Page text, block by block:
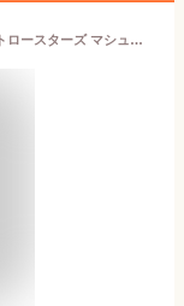
CAMPFIRE キャンプファイヤー ジャイアントロースターズ マシュマロ 大容量 793g バーベキューのデザートに最適◎ ★嬉しい送料無料★[8]